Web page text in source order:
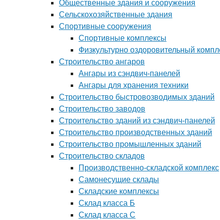
Общественные здания и сооружения
Сельскохозяйственные здания
Спортивные сооружения
Спортивные комплексы
Физкультурно оздоровительный
Строительство ангаров
Ангары из сэндвич-панелей
Ангары для хранения техники
Строительство быстровозводимых зданий
Строительство заводов
Строительство зданий из сэндвич-панелей
Строительство производственных зданий
Строительство промышленных зданий
Строительство складов
Производственно-складской комплекс
Самонесущие склады
Складские комплексы
Склад класса Б
Склад класса С